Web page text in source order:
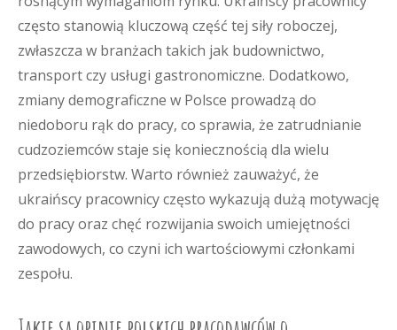
często stanowią kluczową część tej siły roboczej,
zwłaszcza w branżach takich jak budownictwo,
transport czy usługi gastronomiczne. Dodatkowo,
zmiany demograficzne w Polsce prowadzą do
niedoboru rąk do pracy, co sprawia, że zatrudnianie
cudzoziemców staje się koniecznością dla wielu
przedsiębiorstw. Warto również zauważyć, że
ukraińscy pracownicy często wykazują dużą motywację
do pracy oraz chęć rozwijania swoich umiejętności
zawodowych, co czyni ich wartościowymi członkami
zespołu.